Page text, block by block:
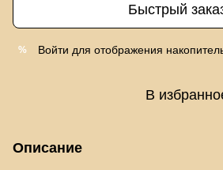
Быстрый
% Войти для отображения
В
Описание